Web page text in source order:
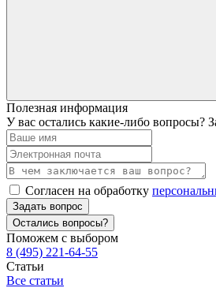
Полезная информация
У вас остались какие-либо вопросы?
Согласен на обработку
Задать вопрос
Остались вопросы?
Поможем с выбором
8 (495) 221-64-55
Статьи
Все статьи